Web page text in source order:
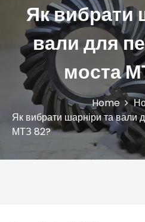
Як вибрати
вали для
моста
Home
Як вибрати шарніри та вали
МТЗ 82?